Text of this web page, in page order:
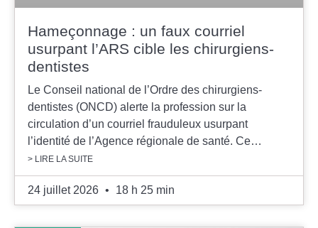
Hameçonnage : un faux courriel
usurpant l’ARS cible les chirurgiens-
dentistes
Le Conseil national de l’Ordre des chirurgiens-
dentistes (ONCD) alerte la profession sur la
circulation d’un courriel frauduleux usurpant
l’identité de l’Agence régionale de santé. Ce…
> LIRE LA SUITE
24 juillet 2026 18 h 25 min